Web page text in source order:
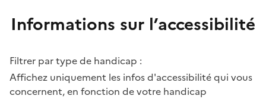
Informations sur l’accessibilité
Filtrer par type de handicap :
Affichez uniquement les infos d'accessibilité qui vous
concernent, en fonction de votre handicap